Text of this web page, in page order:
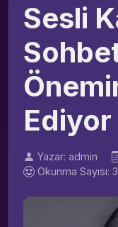
Sesli
Ediyor
Yazar: admin
Okunma Sayısı: